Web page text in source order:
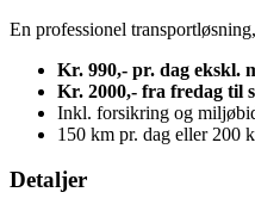
En professionel
Kr. 990,- pr. dag ekskl.
Kr. 2000,- fra fredag til
Inkl. forsikring og
150 km pr. dag eller 200
Detaljer